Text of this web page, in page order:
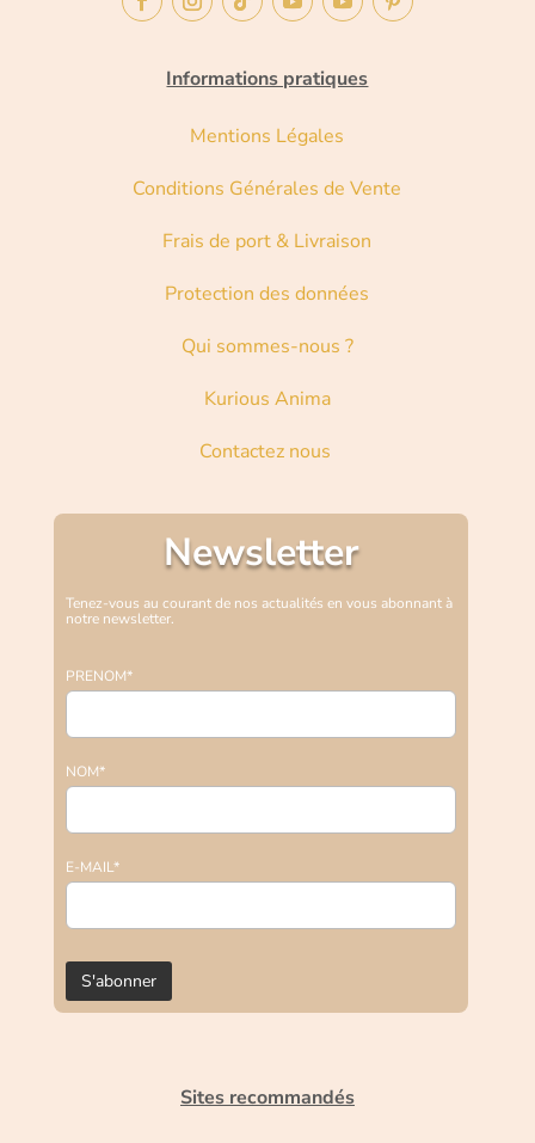
Informations pratiques
Mentions Légales
Conditions Générales de Vente
Frais de port & Livraison
Protection des données
Qui sommes-nous ?
Kurious Anima
Contactez nous
Newsletter
Tenez-vous au courant de nos actualités en vous abonnant à
notre newsletter.
PRENOM*
NOM*
E-MAIL*
Sites recommandés